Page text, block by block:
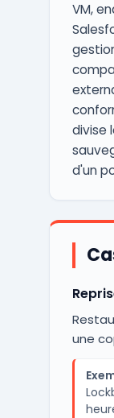
VM,
divise
d'un
une